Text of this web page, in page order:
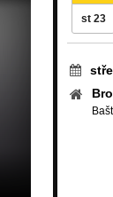
st 23